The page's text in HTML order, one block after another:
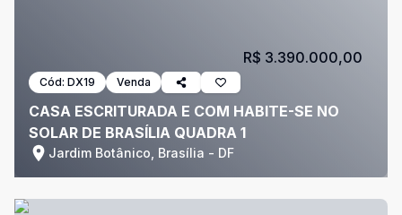
Cód: DX19 Venda
CASA ESCRITURADA E COM HABITE-SE NO
SOLAR DE BRASÍLIA QUADRA 1
Jardim Botânico, Brasília - DF
R$ 3.390.000,00